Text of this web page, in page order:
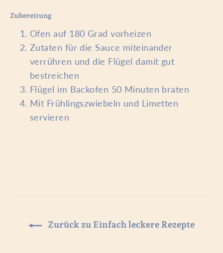
Zubereitung
Ofen auf 180 Grad vorheizen
Zutaten für die Sauce miteinander
verrühren und die Flügel damit gut
bestreichen
Flügel im Backofen 50 Minuten braten
Mit Frühlingszwiebeln und Limetten
servieren
Zurück zu Einfach leckere Rezepte